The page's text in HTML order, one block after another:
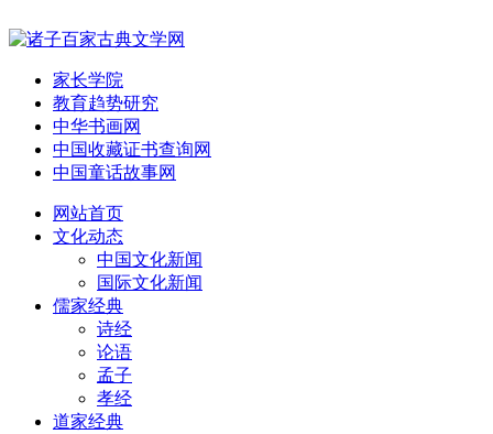
家长学院
教育趋势研究
中华书画网
中国收藏证书查询网
中国童话故事网
网站首页
文化动态
中国文化新闻
国际文化新闻
儒家经典
诗经
论语
孟子
孝经
道家经典